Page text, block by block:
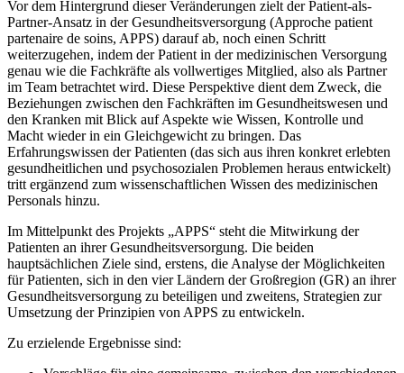
Vor dem Hintergrund dieser Veränderungen zielt der Patient-als-
Partner-Ansatz in der Gesundheitsversorgung (Approche patient
partenaire de soins, APPS) darauf ab, noch einen Schritt
weiterzugehen, indem der Patient in der medizinischen Versorgung
genau wie die Fachkräfte als vollwertiges Mitglied, also als Partner
im Team betrachtet wird. Diese Perspektive dient dem Zweck, die
Beziehungen zwischen den Fachkräften im Gesundheitswesen und
den Kranken mit Blick auf Aspekte wie Wissen, Kontrolle und
Macht wieder in ein Gleichgewicht zu bringen. Das
Erfahrungswissen der Patienten (das sich aus ihren konkret erlebten
gesundheitlichen und psychosozialen Problemen heraus entwickelt)
tritt ergänzend zum wissenschaftlichen Wissen des medizinischen
Personals hinzu.
Im Mittelpunkt des Projekts „APPS“ steht die Mitwirkung der
Patienten an ihrer Gesundheitsversorgung. Die beiden
hauptsächlichen Ziele sind, erstens, die Analyse der Möglichkeiten
für Patienten, sich in den vier Ländern der Großregion (GR) an ihrer
Gesundheitsversorgung zu beteiligen und zweitens, Strategien zur
Umsetzung der Prinzipien von APPS zu entwickeln.
Zu erzielende Ergebnisse sind: